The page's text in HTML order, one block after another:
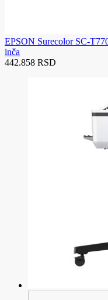
EPSON Surecolor SC-
inča
442.858 RSD